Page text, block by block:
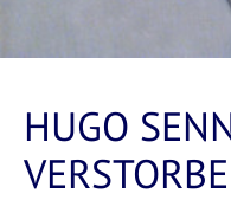
HUGO